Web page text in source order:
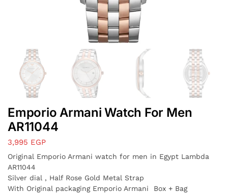
Emporio Armani Watch For Men
AR11044
3,995 EGP
Original Emporio Armani watch for men in Egypt Lambda
AR11044
Silver dial , Half Rose Gold Metal Strap
With Original packaging Emporio Armani Box + Bag